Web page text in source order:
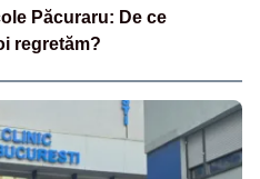
Păcuraru: De ce
regretăm?